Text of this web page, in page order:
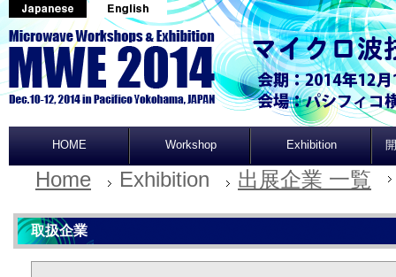
HOME Workshop Exhibition
Home Exhibition 出展企業 一覧
取扱企業